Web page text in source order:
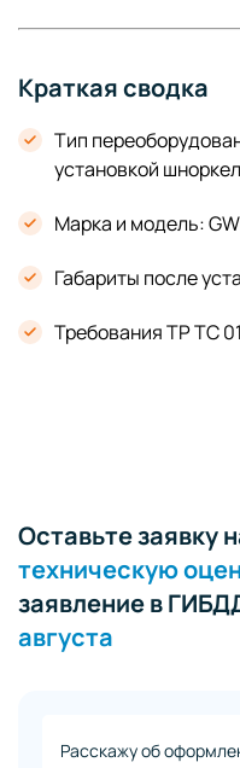
Краткая сводка
Тип
установкой
Марка и модель:
Габариты после
Требования ТР ТС
Оставьте заявку
техническую
заявление в
августа
Расскажу об